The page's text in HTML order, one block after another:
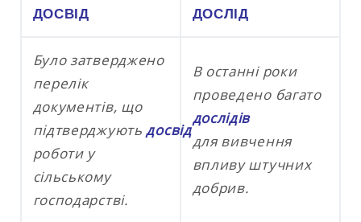
ДОСВІД ДОСЛІД
Було затверджено
перелік
документів, що
підтверджуютьдосвід
роботи у
сільському
господарстві.
В останні роки
проведено багато
дослідів
для вивчення
впливу штучних
добрив.